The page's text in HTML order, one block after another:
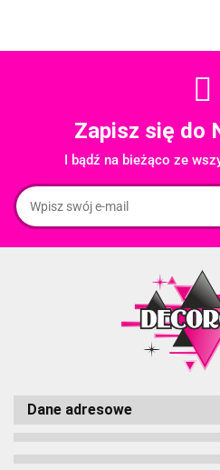
Zapisz się do
I bądź na bieżąco ze
Dane adresowe